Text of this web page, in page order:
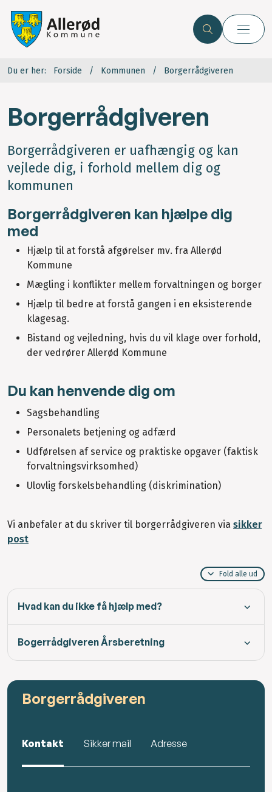
Du er her: Forside Kommunen Borgerrådgiveren
Borgerrådgiveren
Borgerrådgiveren er uafhængig og kan
vejlede dig, i forhold mellem dig og
kommunen
Borgerrådgiveren kan hjælpe dig
med
Hjælp til at forstå afgørelser mv. fra Allerød
Kommune
Mægling i konflikter mellem forvaltningen og borger
Hjælp til bedre at forstå gangen i en eksisterende
klagesag.
Bistand og vejledning, hvis du vil klage over forhold,
der vedrører Allerød Kommune
Du kan henvende dig om
Sagsbehandling
Personalets betjening og adfærd
Udførelsen af service og praktiske opgaver (faktisk
forvaltningsvirksomhed)
Ulovlig forskelsbehandling (diskrimination)
Vi anbefaler at du skriver til borgerrådgiveren via sikker
post
Fold alle ud
Hvad kan du ikke få hjælp med?
Bogerrådgiveren Årsberetning
Borgerrådgiveren
Kontakt Sikker mail Adresse